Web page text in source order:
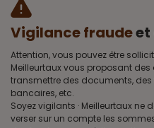
Vigilance fraudeet
Attention, vous pouvez être
Meilleurtaux vous proposant
transmettre des documents,
bancaires, etc.
Soyez vigilants · Meilleurtaux
verser sur un compte les